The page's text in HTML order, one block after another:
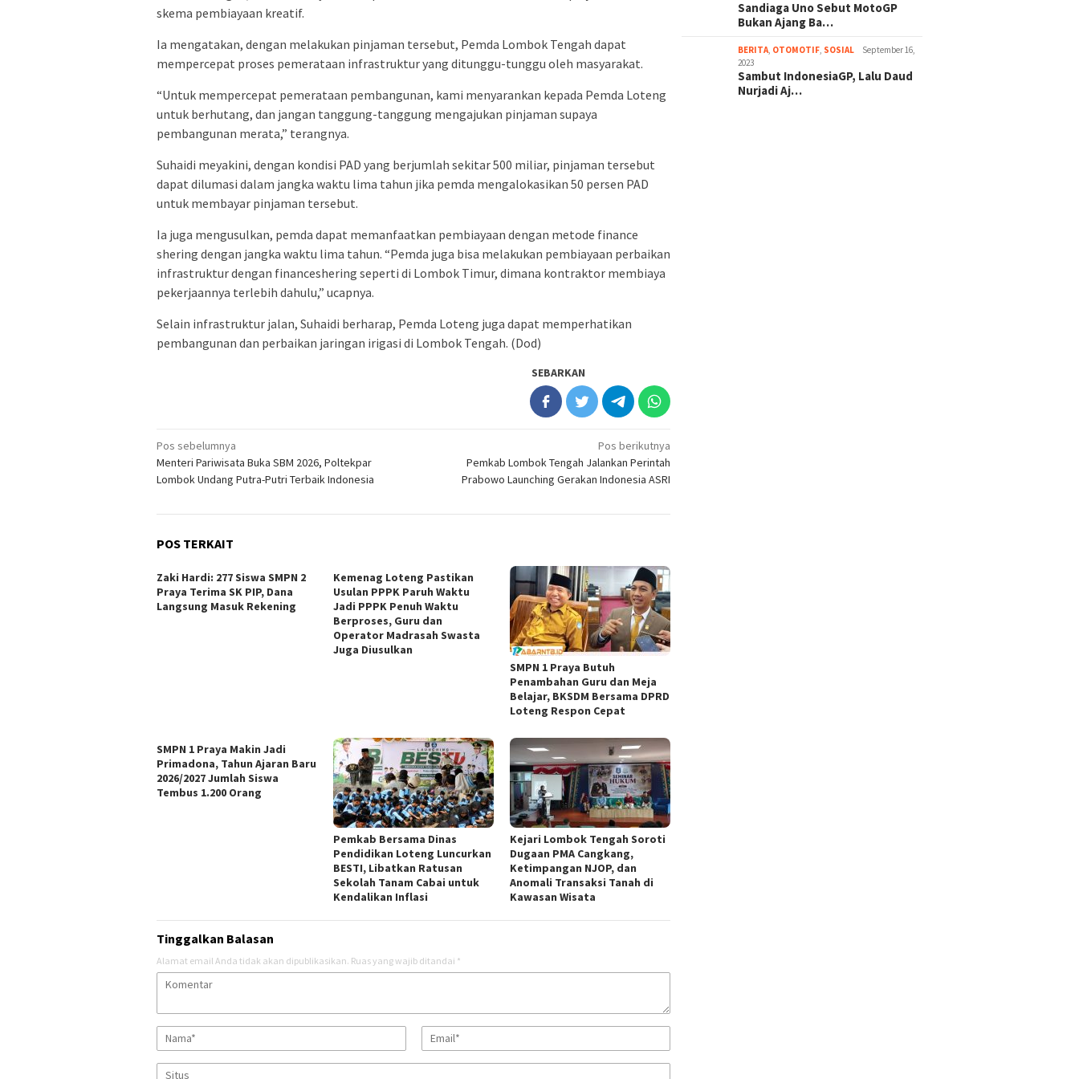
skema pembiayaan kreatif.
Ia mengatakan, dengan melakukan pinjaman tersebut, Pemda Lombok Tengah dapat
mempercepat proses pemerataan infrastruktur yang ditunggu-tunggu oleh masyarakat.
“Untuk mempercepat pemerataan pembangunan, kami menyarankan kepada Pemda Loteng
untuk berhutang, dan jangan tanggung-tanggung mengajukan pinjaman supaya
pembangunan merata,” terangnya.
Suhaidi meyakini, dengan kondisi PAD yang berjumlah sekitar 500 miliar, pinjaman tersebut
dapat dilumasi dalam jangka waktu lima tahun jika pemda mengalokasikan 50 persen PAD
untuk membayar pinjaman tersebut.
Ia juga mengusulkan, pemda dapat memanfaatkan pembiayaan dengan metode finance
shering dengan jangka waktu lima tahun. “Pemda juga bisa melakukan pembiayaan perbaikan
infrastruktur dengan financeshering seperti di Lombok Timur, dimana kontraktor membiaya
pekerjaannya terlebih dahulu,” ucapnya.
Selain infrastruktur jalan, Suhaidi berharap, Pemda Loteng juga dapat memperhatikan
pembangunan dan perbaikan jaringan irigasi di Lombok Tengah. (Dod)
SEBARKAN
Navigasi
pos
Pos sebelumnya
Menteri Pariwisata Buka SBM 2026, Poltekpar
Lombok Undang Putra-Putri Terbaik Indonesia
Pos berikutnya
Pemkab Lombok Tengah Jalankan Perintah
Prabowo Launching Gerakan Indonesia ASRI
POS TERKAIT
Zaki Hardi: 277 Siswa SMPN 2
Praya Terima SK PIP, Dana
Langsung Masuk Rekening
Kemenag Loteng Pastikan
Usulan PPPK Paruh Waktu
Jadi PPPK Penuh Waktu
Berproses, Guru dan
Operator Madrasah Swasta
Juga Diusulkan
SMPN 1 Praya Butuh
Penambahan Guru dan Meja
Belajar, BKSDM Bersama DPRD
Loteng Respon Cepat
SMPN 1 Praya Makin Jadi
Primadona, Tahun Ajaran Baru
2026/2027 Jumlah Siswa
Tembus 1.200 Orang
Pemkab Bersama Dinas
Pendidikan Loteng Luncurkan
BESTI, Libatkan Ratusan
Sekolah Tanam Cabai untuk
Kendalikan Inflasi
Kejari Lombok Tengah Soroti
Dugaan PMA Cangkang,
Ketimpangan NJOP, dan
Anomali Transaksi Tanah di
Kawasan Wisata
Tinggalkan Balasan
Alamat email Anda tidak akan dipublikasikan. Ruas yang wajib ditandai *
Sandiaga Uno Sebut MotoGP
Bukan Ajang Ba…
BERITA, OTOMOTIF, SOSIAL
September 16,
2023
Sambut IndonesiaGP, Lalu Daud
Nurjadi Aj…